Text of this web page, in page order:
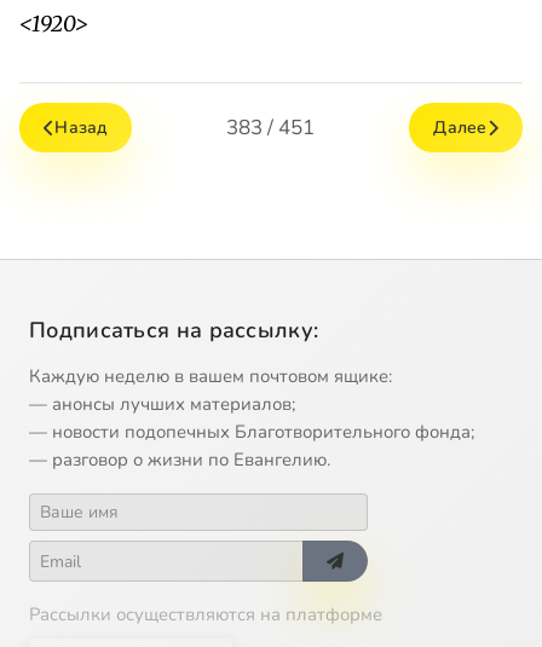
<1920>
Назад 383 / 451 Далее
Подписаться на рассылку:
Каждую неделю в вашем почтовом ящике:
— анонсы лучших материалов;
— новости подопечных Благотворительного фонда;
— разговор о жизни по Евангелию.
Рассылки осуществляются на платформе